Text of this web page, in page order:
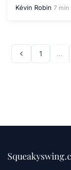
Kévin Robin 7 min
1 …